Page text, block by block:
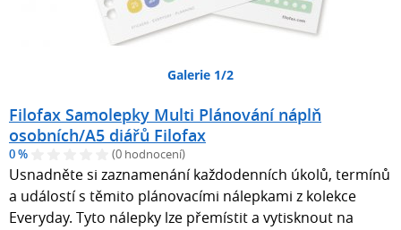
Galerie 1/2
Filofax Samolepky Multi Plánování náplň
osobních/A5 diářů Filofax
0 % (0 hodnocení)
Usnadněte si zaznamenání každodenních úkolů, termínů
a událostí s těmito plánovacími nálepkami z kolekce
Everyday. Tyto nálepky lze přemístit a vytisknout na